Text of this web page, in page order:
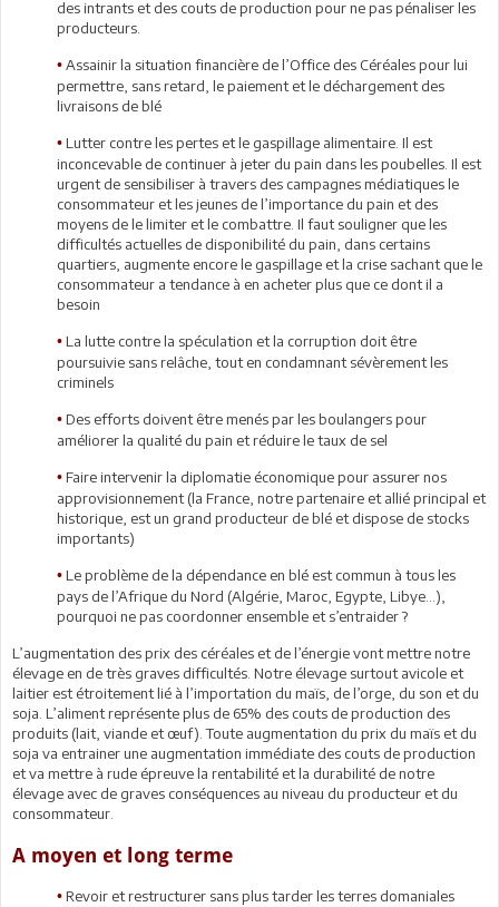
des intrants et des couts de production pour ne pas pénaliser les
producteurs.
• Assainir la situation financière de l’Office des Céréales pour lui
permettre, sans retard, le paiement et le déchargement des
livraisons de blé
• Lutter contre les pertes et le gaspillage alimentaire. Il est
inconcevable de continuer à jeter du pain dans les poubelles. Il est
urgent de sensibiliser à travers des campagnes médiatiques le
consommateur et les jeunes de l’importance du pain et des
moyens de le limiter et le combattre. Il faut souligner que les
difficultés actuelles de disponibilité du pain, dans certains
quartiers, augmente encore le gaspillage et la crise sachant que le
consommateur a tendance à en acheter plus que ce dont il a
besoin
• La lutte contre la spéculation et la corruption doit être
poursuivie sans relâche, tout en condamnant sévèrement les
criminels
• Des efforts doivent être menés par les boulangers pour
améliorer la qualité du pain et réduire le taux de sel
• Faire intervenir la diplomatie économique pour assurer nos
approvisionnement (la France, notre partenaire et allié principal et
historique, est un grand producteur de blé et dispose de stocks
importants)
• Le problème de la dépendance en blé est commun à tous les
pays de l’Afrique du Nord (Algérie, Maroc, Egypte, Libye…),
pourquoi ne pas coordonner ensemble et s’entraider ?
L’augmentation des prix des céréales et de l’énergie vont mettre notre
élevage en de très graves difficultés. Notre élevage surtout avicole et
laitier est étroitement lié à l’importation du maïs, de l’orge, du son et du
soja. L’aliment représente plus de 65% des couts de production des
produits (lait, viande et œuf). Toute augmentation du prix du maïs et du
soja va entrainer une augmentation immédiate des couts de production
et va mettre à rude épreuve la rentabilité et la durabilité de notre
élevage avec de graves conséquences au niveau du producteur et du
consommateur.
A moyen et long terme
• Revoir et restructurer sans plus tarder les terres domaniales